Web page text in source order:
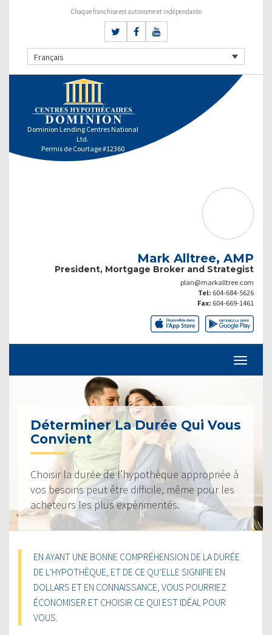
Chaque franchise est autonome et indépendante
Français
Dominion Lending Centres National
Ltd.
Permis de Courtage #12360
Mark Alltree, AMP
President, Mortgage Broker and Strategist
plan@markalltree.com
Tel: 604-684-5626
Fax: 604-669-1461
Déterminer La Durée Qui Vous
Convient
Choisir la durée de l’hypothèque appropriée à
vos besoins peut être difficile, même pour les
acheteurs les plus expérimentés.
EN AYANT UNE BONNE COMPRÉHENSION DE LA DURÉE
DE L’HYPOTHÈQUE, ET DE CE QU’ELLE SIGNIFIE EN
DOLLARS ET EN CONNAISSANCE, VOUS POURRIEZ
ÉCONOMISER ET CHOISIR CE QUI EST IDÉAL POUR
VOUS.